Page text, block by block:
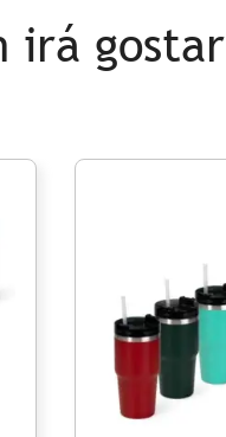
irá gostar